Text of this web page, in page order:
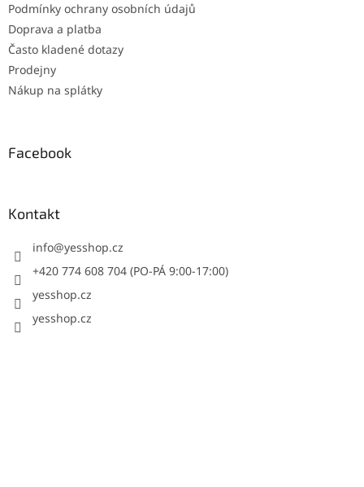
Podmínky ochrany osobních údajů
Doprava a platba
Často kladené dotazy
Prodejny
Nákup na splátky
Facebook
Kontakt
info@yesshop.cz
+420 774 608 704 (PO-PÁ 9:00-17:00)
yesshop.cz
yesshop.cz